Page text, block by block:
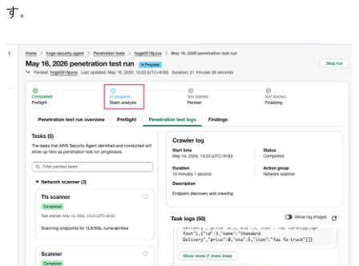
す。